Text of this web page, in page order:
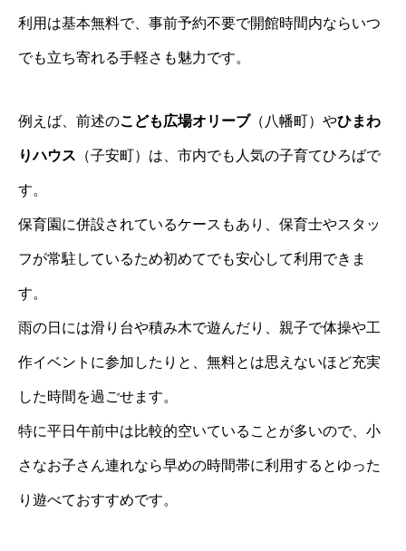
利用は基本無料で、事前予約不要で開館時間内ならいつ
でも立ち寄れる手軽さも魅力です。
例えば、前述のこども広場オリーブ（八幡町）やひまわ
りハウス （子安町）は、市内でも人気の子育てひろばで
す。
保育園に併設されているケースもあり、保育士やスタッ
フが常駐しているため初めてでも安心して利用できま
す。
雨の日には滑り台や積み木で遊んだり、親子で体操や工
作イベントに参加したりと、無料とは思えないほど充実
した時間を過ごせます。
特に平日午前中は比較的空いていることが多いので、小
さなお子さん連れなら早めの時間帯に利用するとゆった
り遊べておすすめです。